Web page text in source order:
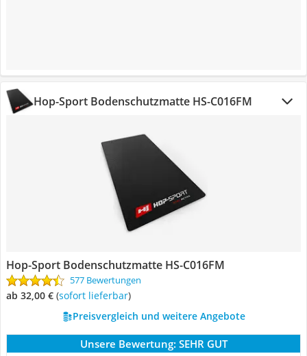
Hop-Sport Bodenschutzmatte HS-C016FM
Hop-Sport Bodenschutzmatte HS-C016FM
577 Bewertungen
ab 32,00 € ( Sofort lieferbar)
Preisvergleich und weitere Angebote
Unsere Bewertung: SEHR GUT